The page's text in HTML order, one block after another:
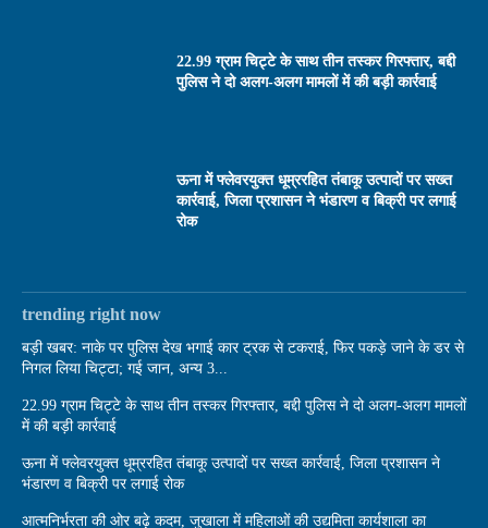
22.99 ग्राम चिट्टे के साथ तीन तस्कर गिरफ्तार, बद्दी
पुलिस ने दो अलग-अलग मामलों में की बड़ी कार्रवाई
ऊना में फ्लेवरयुक्त धूम्ररहित तंबाकू उत्पादों पर सख्त
कार्रवाई, जिला प्रशासन ने भंडारण व बिक्री पर लगाई
रोक
trending right now
बड़ी खबर: नाके पर पुलिस देख भगाई कार ट्रक से टकराई, फिर पकड़े जाने के डर से
निगल लिया चिट्टा; गई जान, अन्य 3...
22.99 ग्राम चिट्टे के साथ तीन तस्कर गिरफ्तार, बद्दी पुलिस ने दो अलग-अलग मामलों
में की बड़ी कार्रवाई
ऊना में फ्लेवरयुक्त धूम्ररहित तंबाकू उत्पादों पर सख्त कार्रवाई, जिला प्रशासन ने
भंडारण व बिक्री पर लगाई रोक
आत्मनिर्भरता की ओर बढ़े कदम, जुखाला में महिलाओं की उद्यमिता कार्यशाला का